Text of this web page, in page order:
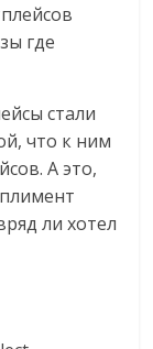
где
стали
что к ним
А это,
ли хотел